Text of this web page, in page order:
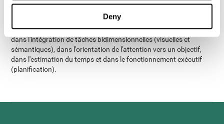
Deny
cognitifs mesurés que les adultes âgés souffrant d'insomnie.
Cette différence était particulièrement marquée dans la mémoire,
dans l'intégration de tâches bidimensionnelles (visuelles et
sémantiques), dans l'orientation de l'attention vers un objectif,
dans l'estimation du temps et dans le fonctionnement exécutif
(planification).